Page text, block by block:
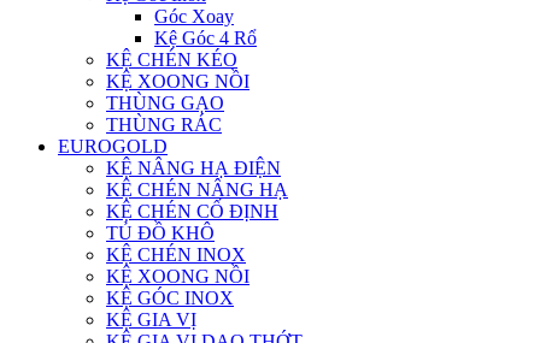
Góc Xoay
Kệ Góc 4 Rổ
KỆ CHÉN KÉO
KỆ XOONG NỒI
THÙNG GẠO
THÙNG RÁC
EUROGOLD
KỆ NÂNG HẠ ĐIỆN
KỆ CHÉN NÂNG HẠ
KỆ CHÉN CỐ ĐỊNH
TỦ ĐỒ KHÔ
KỆ CHÉN INOX
KỆ XOONG NỒI
KỆ GÓC INOX
KỆ GIA VỊ